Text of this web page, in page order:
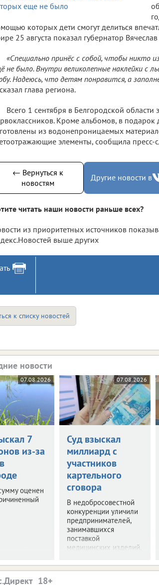
которых дети смогут делиться
25 августа показал губернатор Вячеслав
«Специально принёс с собой, чтобы никто
не было. Внутри великолепные наклейки с
Надеюсь, что детям понравится, а
сказал глава региона.
Всего 1 сентября в Белгородской области
Кроме альбомов, в подарок
из водонепроницаемых
элементы, сообщила пресс-
← Вернуться к
новостям
Другие новости в
читать наши новости раньше всех?
из приоритетных источников
выше других
к списку новостей
новости
07.08.2026
7
из-за
оценен
07.08.2026
Суд взыскал
миллиард с
участников
картельного
сговора
В недобросовестной
конкуренции уличили
предпринимателей,
занимавшихся
поставкой
медицинских изделий.